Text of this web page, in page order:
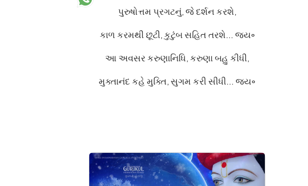
પુરુષોત્તમ પ્રગટનું, જે દર્શન કરશે,
કાળ કરમથી છૂટી, કુટુંબ સહિત તરશે… જય꠶
આ અવસર કરુણાનિધિ, કરુણા બહુ કીધી,
મુક્તાનંદ કહે મુક્તિ, સુગમ કરી સીધી… જય꠶